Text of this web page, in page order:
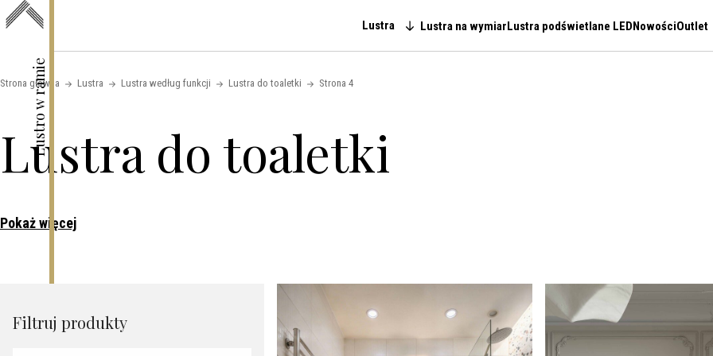
Lustro w ramie
Skip to content
Main navigation
Lustra Lustra na wymiarLustra podświetlane LEDNowościOutlet
Strona główna Lustra Lustra według funkcji Lustra do toaletki Strona 4
Lustra do toaletki
Pokaż więcej
Filtruj produkty